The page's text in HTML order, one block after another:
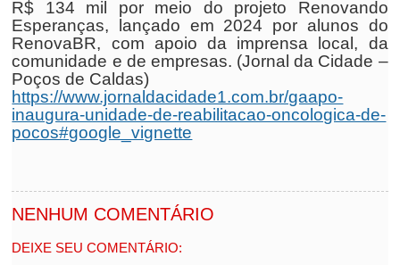
R$ 134 mil por meio do projeto Renovando
Esperanças, lançado em 2024 por alunos do
RenovaBR, com apoio da imprensa local, da
comunidade e de empresas. (Jornal da Cidade –
Poços de Caldas)
https://www.jornaldacidade1.com.br/gaapo-
inaugura-unidade-de-reabilitacao-oncologica-de-
pocos#google_vignette
NENHUM COMENTÁRIO
DEIXE SEU COMENTÁRIO: